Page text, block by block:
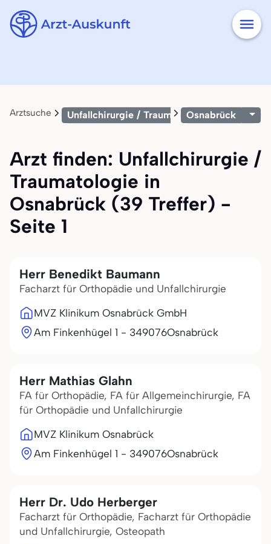
Arztsuche Unfallchirurgie / TraumatologieOsnabrück
Arzt finden: Unfallchirurgie /
Traumatologie in
Osnabrück (39 Treffer) -
Seite 1
Herr Benedikt Baumann
Facharzt für Orthopädie und Unfallchirurgie
MVZ Klinikum Osnabrück GmbH
Am Finkenhügel 1 - 349076Osnabrück
Herr Mathias Glahn
FA für Orthopädie, FA für Allgemeinchirurgie, FA
für Orthopädie und Unfallchirurgie
MVZ Klinikum Osnabrück
Am Finkenhügel 1 - 349076Osnabrück
Herr Dr. Udo Herberger
Facharzt für Orthopädie, Facharzt für Orthopädie
und Unfallchirurgie, Osteopath